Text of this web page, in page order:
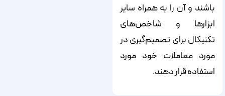
باشند و آن را به همراه سایر
ابزارها و شاخص‌های
تکنیکال برای تصمیم‌گیری در
مورد معاملات خود مورد
استفاده قرار دهند.